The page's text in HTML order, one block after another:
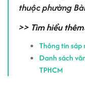
thuộc phường
>> Tìm hiểu
Thông tin sáp
Danh sách
TPHCM